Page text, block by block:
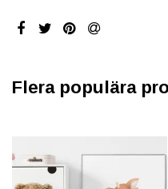
Flera populära